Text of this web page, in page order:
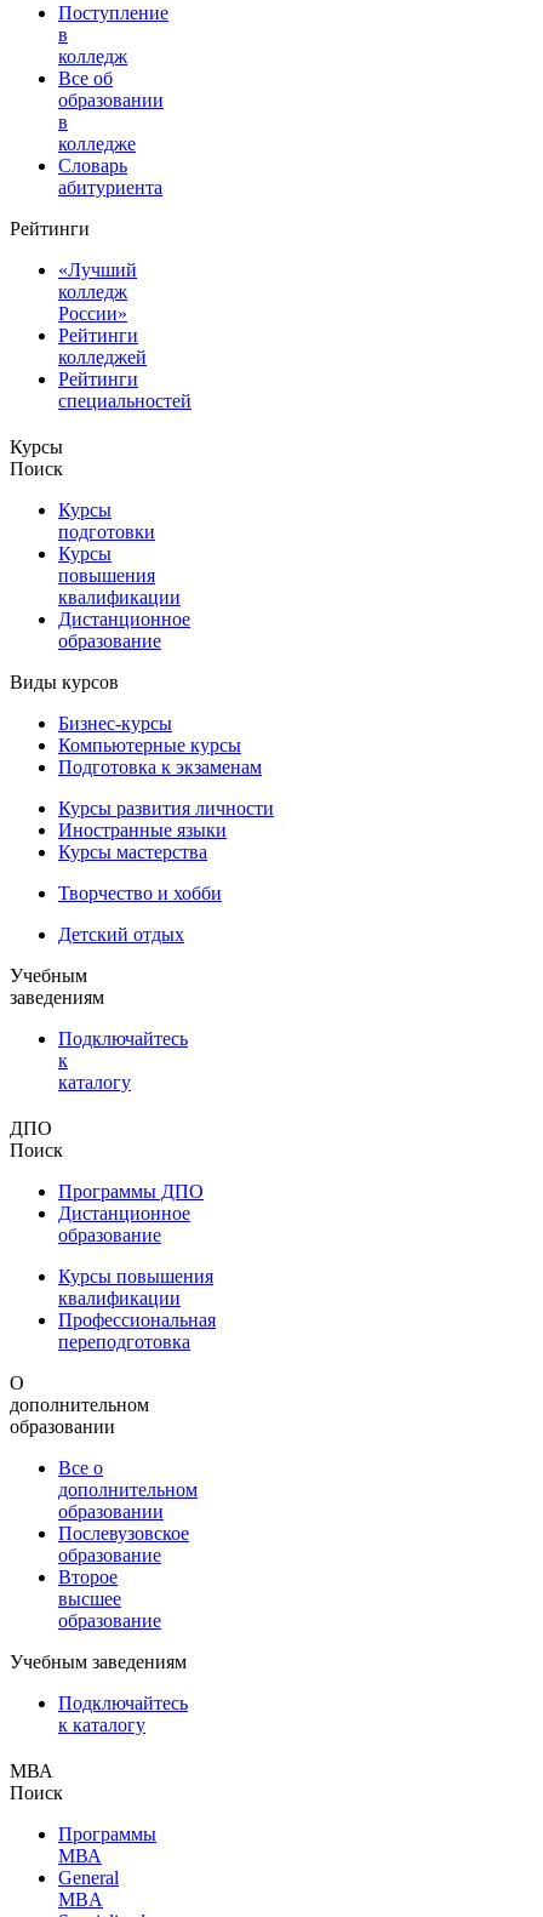
Поступление
в
колледж
Все об
образовании
в
колледже
Словарь
абитуриента
Рейтинги
«Лучший
колледж
России»
Рейтинги
колледжей
Рейтинги
специальностей
Курсы
Поиск
Курсы
подготовки
Курсы
повышения
квалификации
Дистанционное
образование
Виды курсов
Бизнес-курсы
Компьютерные курсы
Подготовка к экзаменам
Курсы развития личности
Иностранные языки
Курсы мастерства
Творчество и хобби
Детский отдых
Учебным
заведениям
Подключайтесь
к
каталогу
ДПО
Поиск
Программы ДПО
Дистанционное
образование
Курсы повышения
квалификации
Профессиональная
переподготовка
О
дополнительном
образовании
Все о
дополнительном
образовании
Послевузовское
образование
Второе
высшее
образование
Учебным заведениям
Подключайтесь
к каталогу
МВА
Поиск
Программы
МВА
General
MBA